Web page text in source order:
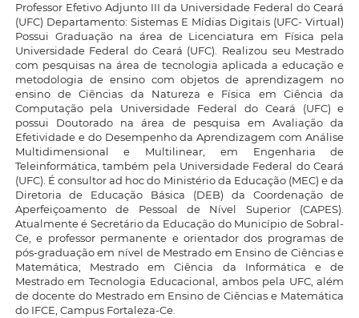
Professor Efetivo Adjunto III da Universidade Federal do Ceará
(UFC) Departamento: Sistemas E Mídias Digitais (UFC- Virtual)
Possui Graduação na área de Licenciatura em Física pela
Universidade Federal do Ceará (UFC). Realizou seu Mestrado
com pesquisas na área de tecnologia aplicada a educação e
metodologia de ensino com objetos de aprendizagem no
ensino de Ciências da Natureza e Física em Ciência da
Computação pela Universidade Federal do Ceará (UFC) e
possui Doutorado na área de pesquisa em Avaliação da
Efetividade e do Desempenho da Aprendizagem com Análise
Multidimensional e Multilinear, em Engenharia de
Teleinformática, também pela Universidade Federal do Ceará
(UFC). É consultor ad hoc do Ministério da Educação (MEC) e da
Diretoria de Educação Básica (DEB) da Coordenação de
Aperfeiçoamento de Pessoal de Nível Superior (CAPES).
Atualmente é Secretário da Educação do Município de Sobral-
Ce, e professor permanente e orientador dos programas de
pós-graduação em nível de Mestrado em Ensino de Ciências e
Matemática; Mestrado em Ciência da Informática e de
Mestrado em Tecnologia Educacional, ambos pela UFC, além
de docente do Mestrado em Ensino de Ciências e Matemática
do IFCE, Campus Fortaleza-Ce.